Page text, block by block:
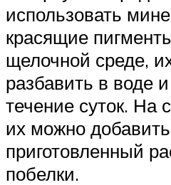
использовать
красящие
щелочной среде,
разбавить в воде
течение суток.
их можно
приготовленный
побелки.